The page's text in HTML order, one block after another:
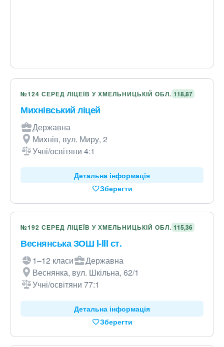
№124 СЕРЕД ЛІЦЕЇВ У ХМЕЛЬНИЦЬКІЙ ОБЛ. 118,87
Михнівський ліцей
Державна
Михнів, вул. Миру, 2
Учні/освітяни 4:1
Детальна інформація
Зберегти
№192 СЕРЕД ЛІЦЕЇВ У ХМЕЛЬНИЦЬКІЙ ОБЛ. 115,36
Веснянська ЗОШ I-III ст.
1–12 класи
Державна
Веснянка, вул. Шкільна, 62/1
Учні/освітяни 77:1
Детальна інформація
Зберегти